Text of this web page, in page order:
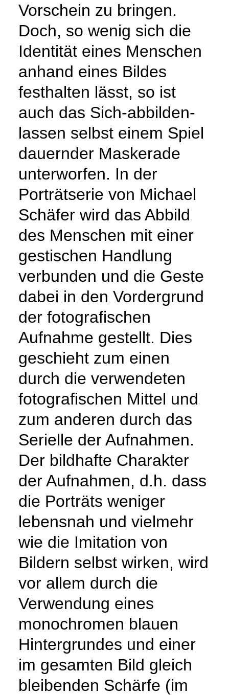
Vorschein zu bringen.
Doch, so wenig sich die
Identität eines Menschen
anhand eines Bildes
festhalten lässt, so ist
auch das Sich-abbilden-
lassen selbst einem Spiel
dauernder Maskerade
unterworfen. In der
Porträtserie von Michael
Schäfer wird das Abbild
des Menschen mit einer
gestischen Handlung
verbunden und die Geste
dabei in den Vordergrund
der fotografischen
Aufnahme gestellt. Dies
geschieht zum einen
durch die verwendeten
fotografischen Mittel und
zum anderen durch das
Serielle der Aufnahmen.
Der bildhafte Charakter
der Aufnahmen, d.h. dass
die Porträts weniger
lebensnah und vielmehr
wie die Imitation von
Bildern selbst wirken, wird
vor allem durch die
Verwendung eines
monochromen blauen
Hintergrundes und einer
im gesamten Bild gleich
bleibenden Schärfe (im